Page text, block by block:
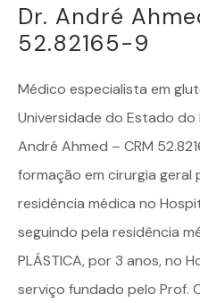
Dr. André
52.82165-9
Médico especialista em
Universidade do Estado do
André Ahmed – CRM
formação em cirurgia geral
residência médica no
seguindo pela residência
PLÁSTICA, por 3 anos, no
serviço fundado pelo Prof.